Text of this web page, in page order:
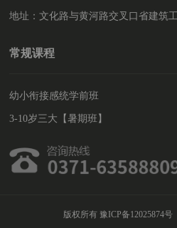
地址：文化路与黄河路交叉口省建筑
常规课程
幼小衔接感统学前班
3-10岁三大【暑期班】
版权所有 豫ICP备12025874